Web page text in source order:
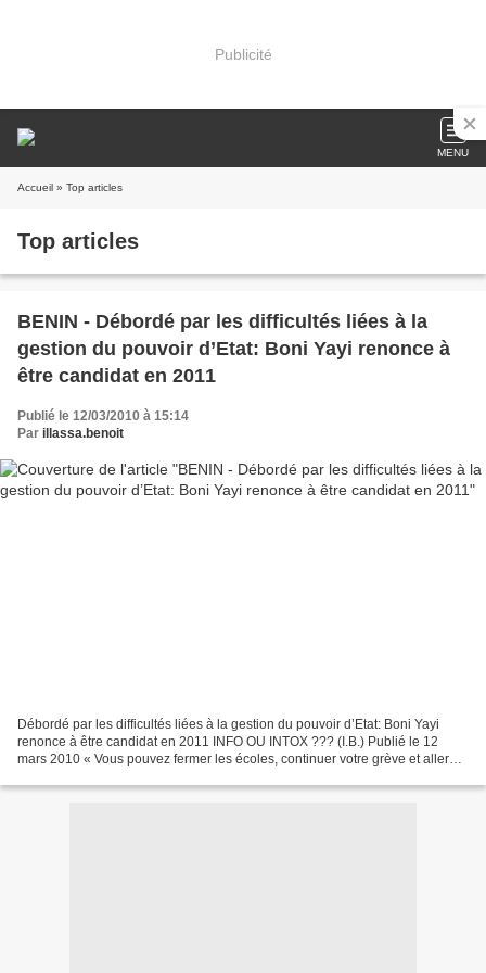
Publicité
MENU
Accueil » Top articles
Top articles
BENIN - Débordé par les difficultés liées à la
gestion du pouvoir d’Etat: Boni Yayi renonce à
être candidat en 2011
Publié le 12/03/2010 à 15:14
Par illassa.benoit
Débordé par les difficultés liées à la gestion du pouvoir d’Etat: Boni Yayi
renonce à être candidat en 2011 INFO OU INTOX ??? (I.B.) Publié le 12
mars 2010 « Vous pouvez fermer les écoles, continuer votre grève et aller